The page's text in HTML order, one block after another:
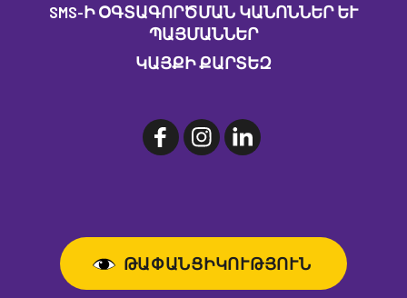
SMS-Ի ՕԳՏԱԳՈՐԾՄԱՆ ԿԱՆՈՆՆԵՐ ԵՒ Պ
ԱՅՄԱՆՆԵՐ
ԿԱՅՔԻ ՔԱՐՏԵԶ
ԹԱՓԱՆՑԻԿՈՒԹՅՈՒՆ